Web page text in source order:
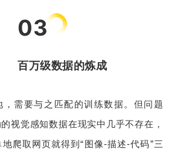
03
百万级数据的炼成
，需要与之匹配的训练数据。但问题
视觉感知数据在现实中几乎不存在，
爬取网页就得到“图像-描述-代码”三